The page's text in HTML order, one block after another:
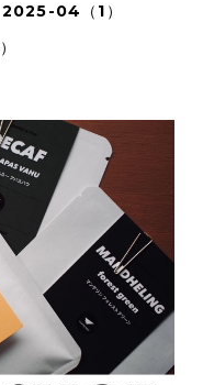
2025-04（1）